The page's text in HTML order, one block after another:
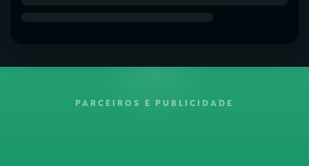
PARCEIROS E PUBLICIDADE